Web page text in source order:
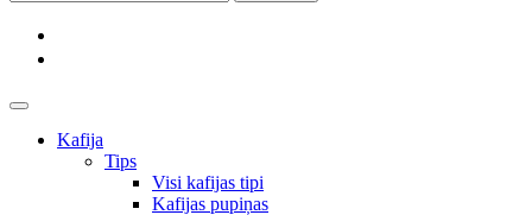
Kafija
Tips
Visi kafijas tipi
Kafijas pupiņas